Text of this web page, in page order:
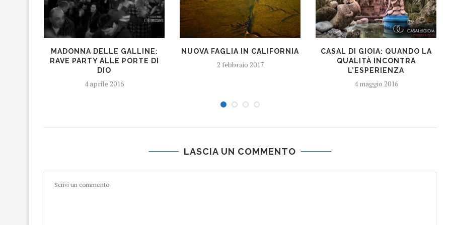
MADONNA DELLE GALLINE:
RAVE PARTY ALLE PORTE DI
DIO
4 aprile 2016
NUOVA FAGLIA IN CALIFORNIA
2 febbraio 2017
CASAL DI GIOIA: QUANDO LA
QUALITÀ INCONTRA
L’ESPERIENZA
4 maggio 2016
LASCIA UN COMMENTO